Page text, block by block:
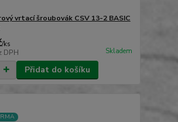
vrtací šroubovák CSV 13-2 BASIC
/ks
DPH Skladem
Přidat do košíku